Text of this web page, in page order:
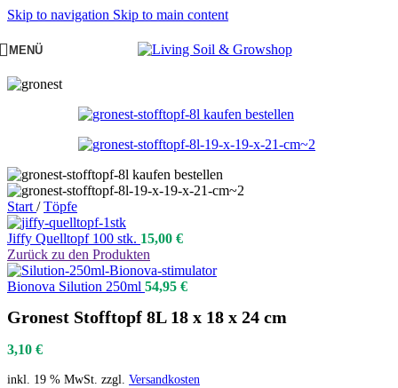
Skip to navigation Skip to main content
MENÜ
Start / Töpfe
Jiffy Quelltopf 100 stk. 15,00 €
Zurück zu den Produkten
Bionova Silution 250ml 54,95 €
Gronest Stofftopf 8L 18 x 18 x 24 cm
3,10 €
inkl. 19 % MwSt. zzgl. Versandkosten